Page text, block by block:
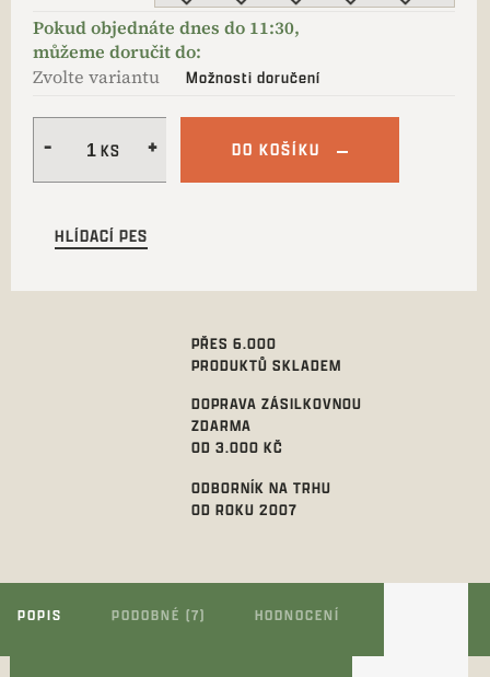
Zvolte variantu Možnosti doručení
DO KOŠÍKU
HLÍDACÍ PES
PŘES 6.000
PRODUKTŮ SKLADEM
DOPRAVA ZÁSILKOVNOU
ZDARMA
OD 3.000 KČ
ODBORNÍK NA TRHU
OD ROKU 2007
POPIS PODOBNÉ (7) HODNOCENÍ